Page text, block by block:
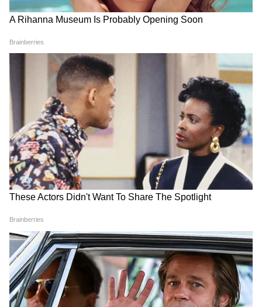
देर रात Rishabh Pant की इस शिकायत पर
CM Pushkar Dhami की पहली प्रतिक्रिया